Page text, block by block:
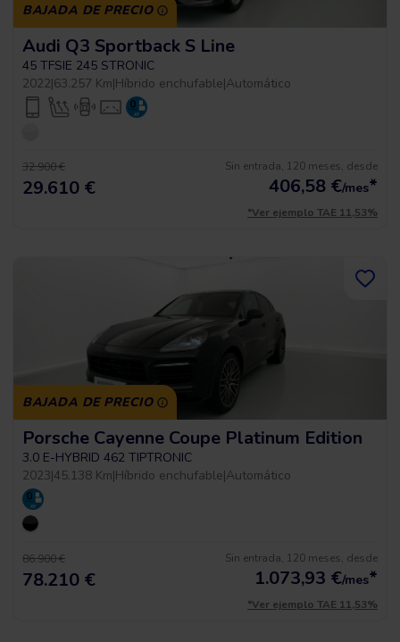
BAJADA DE PRECIO
Audi Q3 Sportback S Line
45 TFSIE 245 STRONIC
2022|63.257 Km|Híbrido enchufable|Automático
32.900 €
29.610 €
Sin entrada, 120 meses, desde
406,58 €/mes*
*Ver ejemplo TAE 11,53%
BAJADA DE PRECIO
Porsche Cayenne Coupe Platinum Edition
3.0 E-HYBRID 462 TIPTRONIC
2023|45.138 Km|Híbrido enchufable|Automático
86.900 €
78.210 €
Sin entrada, 120 meses, desde
1.073,93 €/mes*
*Ver ejemplo TAE 11,53%